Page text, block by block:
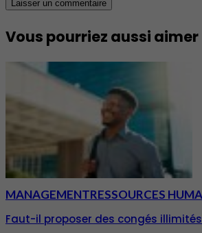
Vous pourriez aussi aimer
MANAGEMENTRESSOURCES
Faut-il proposer des congés